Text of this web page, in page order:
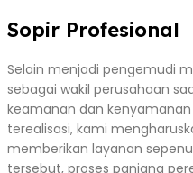
Sopir Profesional
Selain menjadi pengemudi
sebagai wakil perusahaan
keamanan dan
terealisasi, kami
memberikan layanan
tersebut, proses panjang